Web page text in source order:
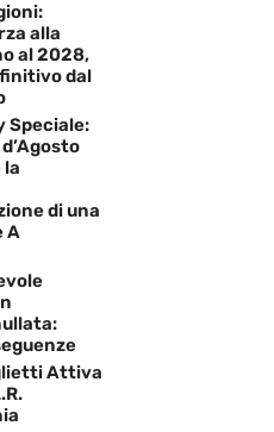
alla
al 2028,
dal
Speciale:
la
di una
A
Attiva